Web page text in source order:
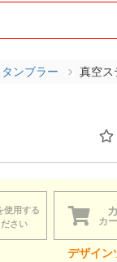
ンブラー 真空
使用する
さい
カ
デザイ